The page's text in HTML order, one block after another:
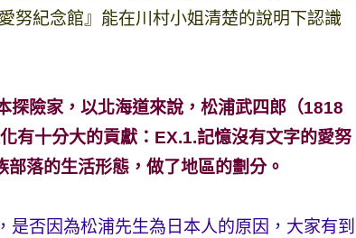
努紀念館』能在川村小姐清楚的說明下認識
探險家，以北海道來說，松浦武四郎（1818
有十分大的貢獻：EX.1.記憶沒有文字的愛努
落的生活形態，做了地區的劃分。
否因為松浦先生為日本人的原因，大家有到